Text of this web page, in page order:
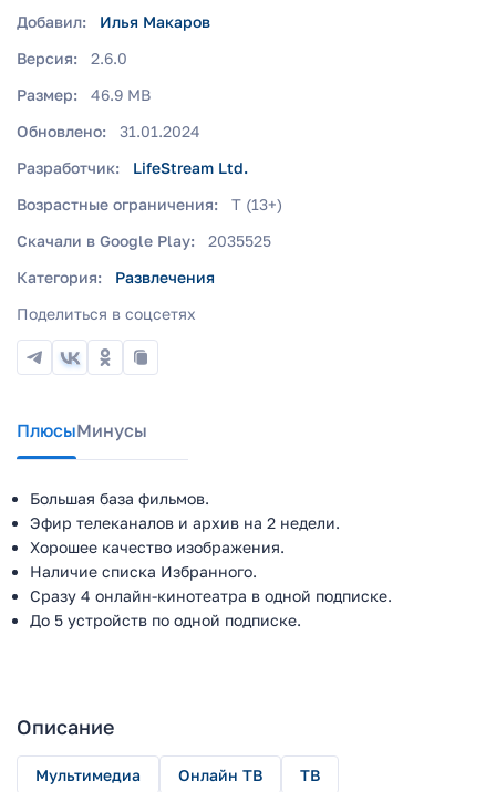
Добавил:
Илья Макаров
Версия:
2.6.0
Размер:
46.9 MB
Обновлено:
31.01.2024
Разработчик:
LifeStream Ltd.
Возрастные ограничения:
T (13+)
Скачали в Google Play:
2035525
Категория:
Развлечения
Поделиться в соцсетях
ПлюсыМинусы
Большая база фильмов.
Эфир телеканалов и архив на 2 недели.
Хорошее качество изображения.
Наличие списка Избранного.
Сразу 4 онлайн-кинотеатра в одной подписке.
До 5 устройств по одной подписке.
Описание
Мультимедиа Онлайн ТВ ТВ